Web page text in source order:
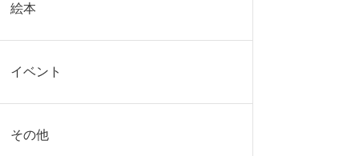
絵本
イベント
その他